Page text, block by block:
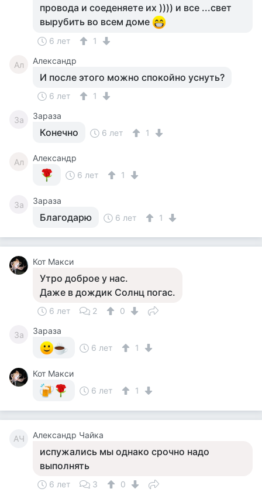
провода и соеденяете их )))) и все ...свет
вырубить во всем доме
6 лет 1
Ал Александр
И после этого можно спокойно уснуть?
6 лет 1
За Зараза
Конечно 6 лет 1
Ал
Александр
6 лет
1
За Зараза
Благодарю 6 лет 1
Кот Макси
Утро доброе у нас.
Даже в дождик Солнц погас.
6 лет 2 0
За
Зараза
6 лет
1
Кот Макси
6 лет
1
АЧ Александр Чайка
испужались мы однако срочно надо
выполнять
6 лет 3 0